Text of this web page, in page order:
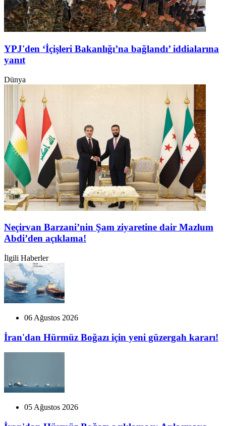
YPJ'den ‘İçişleri Bakanlığı’na bağlandı’ iddialarına
yanıt
Dünya
Neçirvan Barzani’nin Şam ziyaretine dair Mazlum
Abdi’den açıklama!
İlgili Haberler
06 Ağustos 2026
İran'dan Hürmüz Boğazı için yeni güzergah kararı!
05 Ağustos 2026